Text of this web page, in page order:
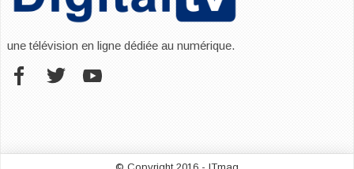
une télévision en ligne dédiée au numérique.